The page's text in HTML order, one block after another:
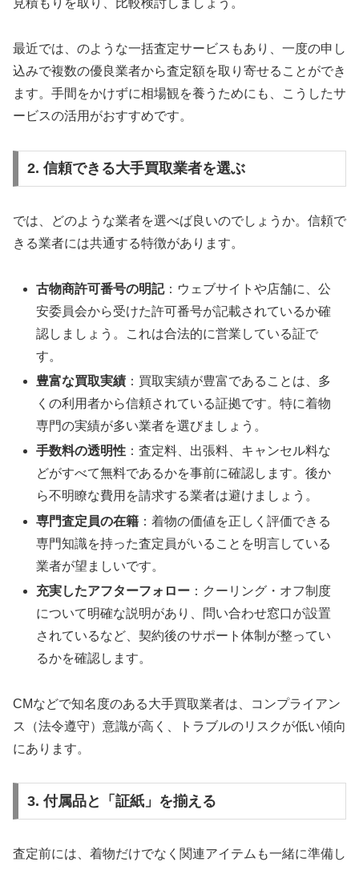
見積もりを取り、比較検討しましょう。
最近では、のような一括査定サービスもあり、一度の申し
込みで複数の優良業者から査定額を取り寄せることができ
ます。手間をかけずに相場観を養うためにも、こうしたサ
ービスの活用がおすすめです。
2. 信頼できる大手買取業者を選ぶ
では、どのような業者を選べば良いのでしょうか。信頼で
きる業者には共通する特徴があります。
古物商許可番号の明記：ウェブサイトや店舗に、公
安委員会から受けた許可番号が記載されているか確
認しましょう。これは合法的に営業している証で
す。
豊富な買取実績 ：買取実績が豊富であることは、多
くの利用者から信頼されている証拠です。特に着物
専門の実績が多い業者を選びましょう。
手数料の透明性 ：査定料、出張料、キャンセル料な
どがすべて無料であるかを事前に確認します。後か
ら不明瞭な費用を請求する業者は避けましょう。
専門査定員の在籍 ：着物の価値を正しく評価できる
専門知識を持った査定員がいることを明言している
業者が望ましいです。
充実したアフターフォロー ：クーリング・オフ制度
について明確な説明があり、問い合わせ窓口が設置
されているなど、契約後のサポート体制が整ってい
るかを確認します。
CMなどで知名度のある大手買取業者は、コンプライアン
ス（法令遵守）意識が高く、トラブルのリスクが低い傾向
にあります。
3. 付属品と「証紙」を揃える
査定前には、着物だけでなく関連アイテムも一緒に準備し